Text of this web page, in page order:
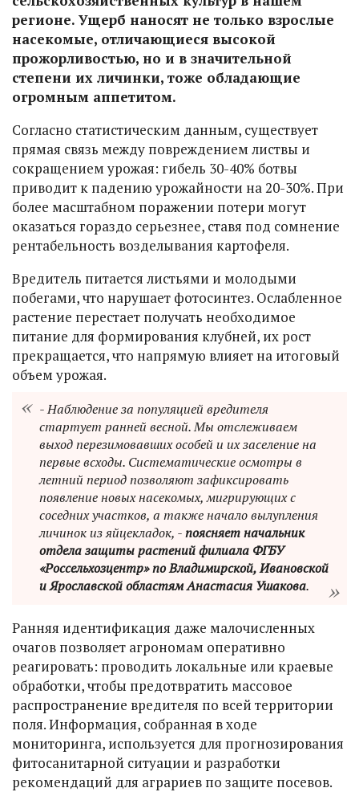
регионе. Ущерб наносят не только взрослые
насекомые, отличающиеся высокой
прожорливостью, но и в значительной
степени их личинки, тоже обладающие
огромным аппетитом.
Согласно статистическим данным, существует
прямая связь между повреждением листвы и
сокращением урожая: гибель 30-40% ботвы
приводит к падению урожайности на 20-30%. При
более масштабном поражении потери могут
оказаться гораздо серьезнее, ставя под сомнение
рентабельность возделывания картофеля.
Вредитель питается листьями и молодыми
побегами, что нарушает фотосинтез. Ослабленное
растение перестает получать необходимое
питание для формирования клубней, их рост
прекращается, что напрямую влияет на итоговый
объем урожая.
- Наблюдение за популяцией вредителя
стартует ранней весной. Мы отслеживаем
выход перезимовавших особей и их заселение на
первые всходы. Систематические осмотры в
летний период позволяют зафиксировать
появление новых насекомых, мигрирующих с
соседних участков, а также начало вылупления
личинок из яйцекладок, -поясняет начальник
отдела защиты растений филиала ФГБУ
«Россельхозцентр» по Владимирской, Ивановской
и Ярославской областям Анастасия Ушакова.
Ранняя идентификация даже малочисленных
очагов позволяет агрономам оперативно
реагировать: проводить локальные или краевые
обработки, чтобы предотвратить массовое
распространение вредителя по всей территории
поля. Информация, собранная в ходе
мониторинга, используется для прогнозирования
фитосанитарной ситуации и разработки
рекомендаций для аграриев по защите посевов.